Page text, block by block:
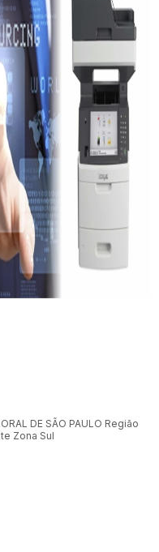
DE SÃO PAULO Região
Zona Sul